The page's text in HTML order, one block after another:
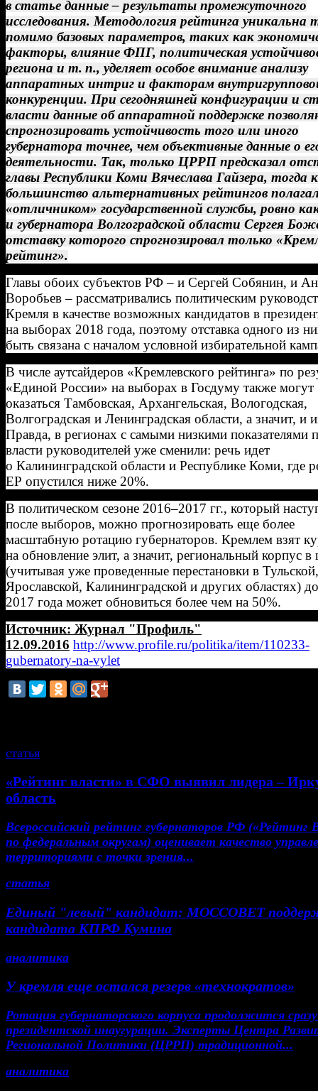
в статье данные – результаты промежуточного
исследования. Методология рейтинга уникальна
помимо базовых параметров, таких как
факторы, влияние ФПГ, политическая
региона и т. п., уделяет особое внимание анализу
аппаратных интриг и факторам
конкуренции. При сегодняшней конфигурации и
власти данные об аппаратной поддержке
спрогнозировать устойчивость того или иного
губернатора точнее, чем объективные данные о
деятельности. Так, только ЦРРП предсказал
главы Республики Коми Вячеслава Гайзера, тогда
большинство альтернативных рейтингов
«отличником» государственной службы, ровно
и губернатора Волгоградской области Сергея
отставку которого спрогнозировал только
рейтинг».
Главы обоих субъектов РФ – и Сергей Собянин, и
Воробьев – рассматривались политическим
Кремля в качестве возможных кандидатов в
на выборах 2018 года, поэтому отставка одного из
быть связана с началом условной избирательной
В числе аутсайдеров «Кремлевского рейтинга» по
«Единой России» на выборах в Госдуму также могут
оказаться Тамбовская, Архангельская, Вологодская,
Волгоградская и Ленинградская области, а значит, и
Правда, в регионах с самыми низкими показателями
власти руководителей уже сменили: речь идет
о Калининградской области и Республике Коми, где
ЕР опустился ниже 20%.
В политическом сезоне 2016–2017 гг., который
после выборов, можно прогнозировать еще более
масштабную ротацию губернаторов. Кремлем взят
на обновление элит, а значит, региональный корпус в
(учитывая уже проведенные перестановки в Тульской,
Ярославской, Калининградской и других областях)
2017 года может обновиться более чем на 50%.
Источник: Журнал "Профиль"
12.09.2016 http://www.profile.ru/politika/item/110233-
gubernatory-na-vylet
статья
«Рейтинг власти» в СФО выявил лидера –
область
Всероссийский рейтинг губернаторов РФ («Рейтинг
по федеральным округам) оценивает качество
территориями с точки зрения...
статья
Единый "левый" кандидат: МОССОВЕТ
кандидата КПРФ Кумина
аналитика
У кремля еще остался резерв «технократов»
Ротация губернаторского корпуса продолжится
президентской инаугурации. Эксперты Центра
Региональной Политики (ЦРРП) традиционной...
аналитика